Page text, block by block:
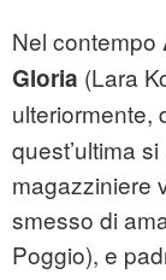
Nel contempo
Gloria (Lara
ulteriormente,
quest’ultima
magazziniere
smesso di
Poggio), e